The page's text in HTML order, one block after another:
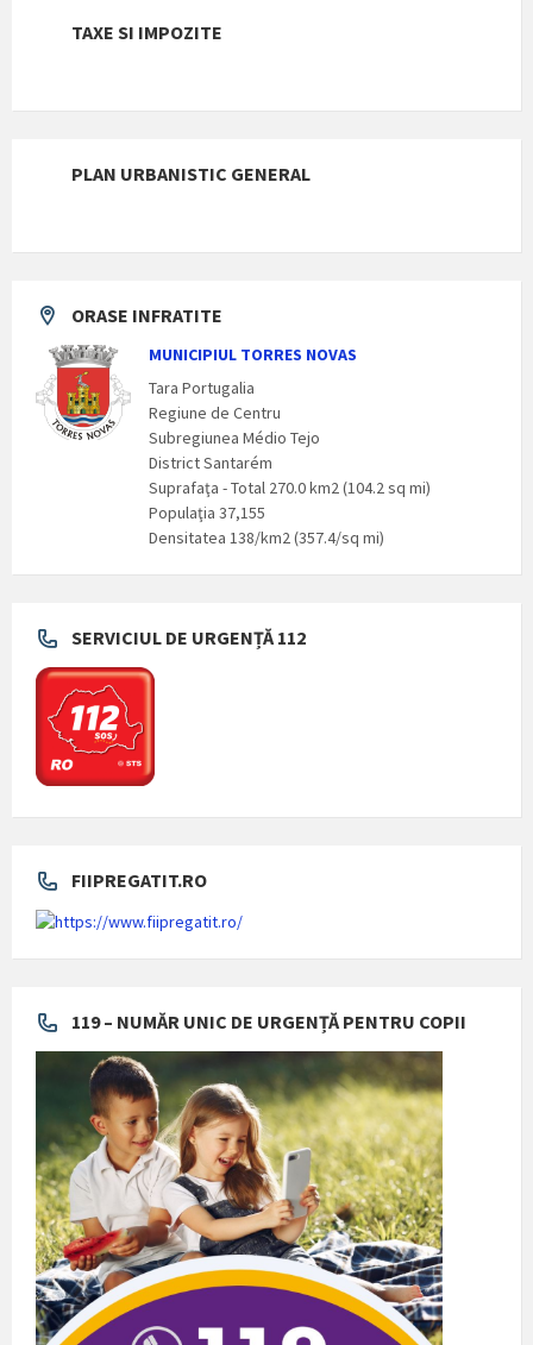
TAXE SI IMPOZITE
PLAN URBANISTIC GENERAL
ORASE INFRATITE
MUNICIPIUL TORRES NOVAS
Tara Portugalia
Regiune de Centru
Subregiunea Médio Tejo
District Santarém
Suprafaţa - Total 270.0 km2 (104.2 sq mi)
Populaţia 37,155
Densitatea 138/km2 (357.4/sq mi)
SERVICIUL DE URGENȚĂ 112
FIIPREGATIT.RO
119 – NUMĂR UNIC DE URGENȚĂ PENTRU COPII